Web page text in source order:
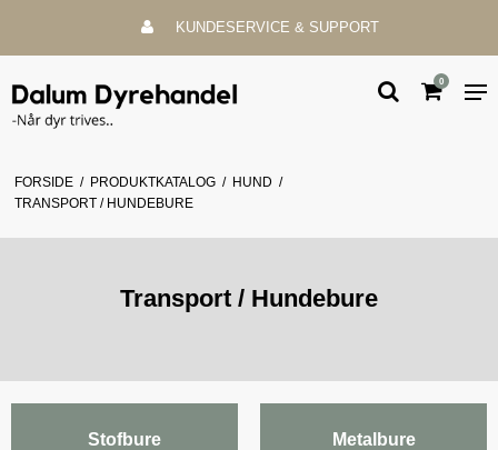
KUNDESERVICE & SUPPORT
0
FORSIDE / PRODUKTKATALOG / HUND /
TRANSPORT / HUNDEBURE
Transport / Hundebure
Stofbure Metalbure